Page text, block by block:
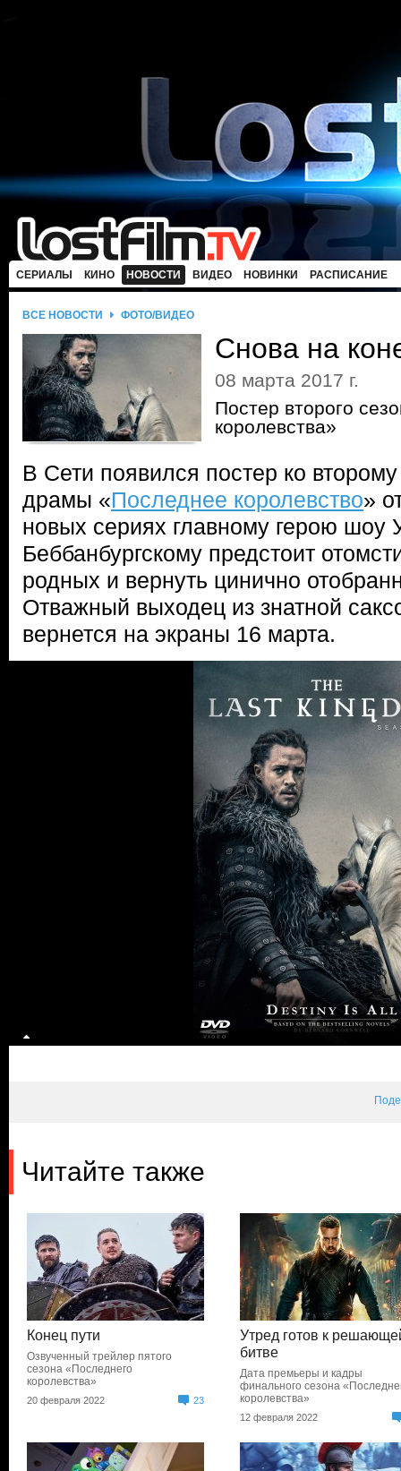
СЕРИАЛЫ КИНО НОВОСТИ ВИДЕО НОВИНКИ РАСПИСАНИЕ
ВСЕ НОВОСТИ ФОТО/ВИДЕО
Снова на
08 марта 2017 г.
Постер второго
королевства»
В Сети появился постер ко
драмы «Последнее королевство»
новых сериях главному герою шоу
Беббанбургскому предстоит
родных и вернуть цинично
Отважный выходец из знатной
вернется на экраны 16 марта.
Читайте также
Конец пути
Озвученный трейлер пятого
сезона «Последнего
королевства»
20 февраля 2022 23
Утред готов к
битве
Дата премьеры и кадры
финального сезона
королевства»
12 февраля 2022